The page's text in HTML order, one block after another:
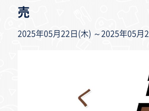
売
2025年05月22日(木) ～2025年05月